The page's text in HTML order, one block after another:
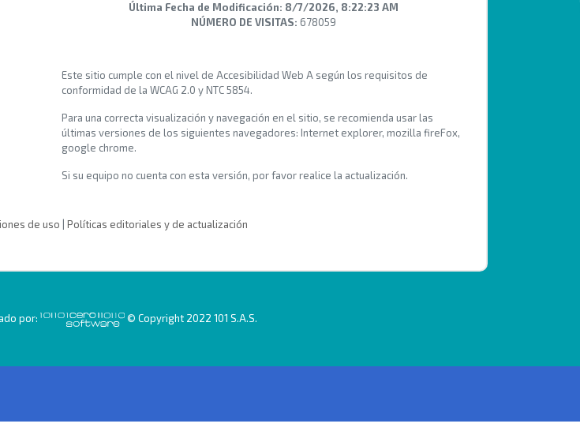
Última Fecha de Modificación: 8/7/2026, 8:22:23 AM
NÚMERO DE VISITAS: 678059
Este sitio cumple con el nivel de Accesibilidad Web A según los requisitos de
conformidad de la WCAG 2.0 y NTC 5854.
Para una correcta visualización y navegación en el sitio, se recomienda usar las
últimas versiones de los siguientes navegadores: Internet explorer, mozilla fireFox,
google chrome.
Si su equipo no cuenta con esta versión, por favor realice la actualización.
de uso Políticas editoriales y de actualización
por: © Copyright 2022 101 S.A.S.